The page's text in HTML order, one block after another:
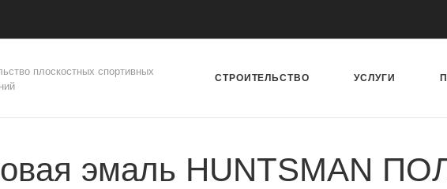
плоскостных спортивных
СТРОИТЕЛЬСТВО УСЛУГИ
эмаль HUNTSMAN